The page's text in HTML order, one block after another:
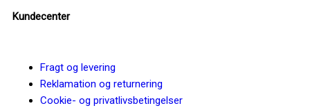
Kundecenter
Fragt og levering
Reklamation og returnering
Cookie- og privatlivsbetingelser